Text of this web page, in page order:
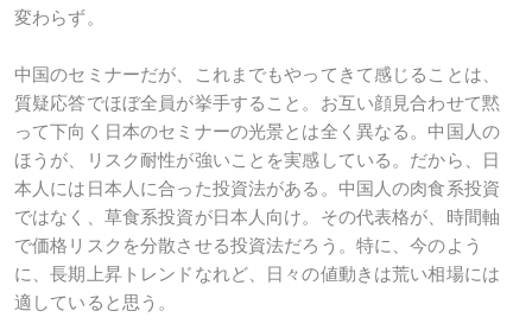
変わらず。
中国のセミナーだが、これまでもやってきて感じることは、
質疑応答でほぼ全員が挙手すること。お互い顔見合わせて黙
って下向く日本のセミナーの光景とは全く異なる。中国人の
ほうが、リスク耐性が強いことを実感している。だから、日
本人には日本人に合った投資法がある。中国人の肉食系投資
ではなく、草食系投資が日本人向け。その代表格が、時間軸
で価格リスクを分散させる投資法だろう。特に、今のよう
に、長期上昇トレンドなれど、日々の値動きは荒い相場には
適していると思う。